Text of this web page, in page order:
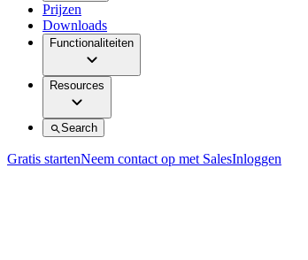
Prijzen
Downloads
Functionaliteiten
Resources
Search
Gratis startenNeem contact op met SalesInloggen